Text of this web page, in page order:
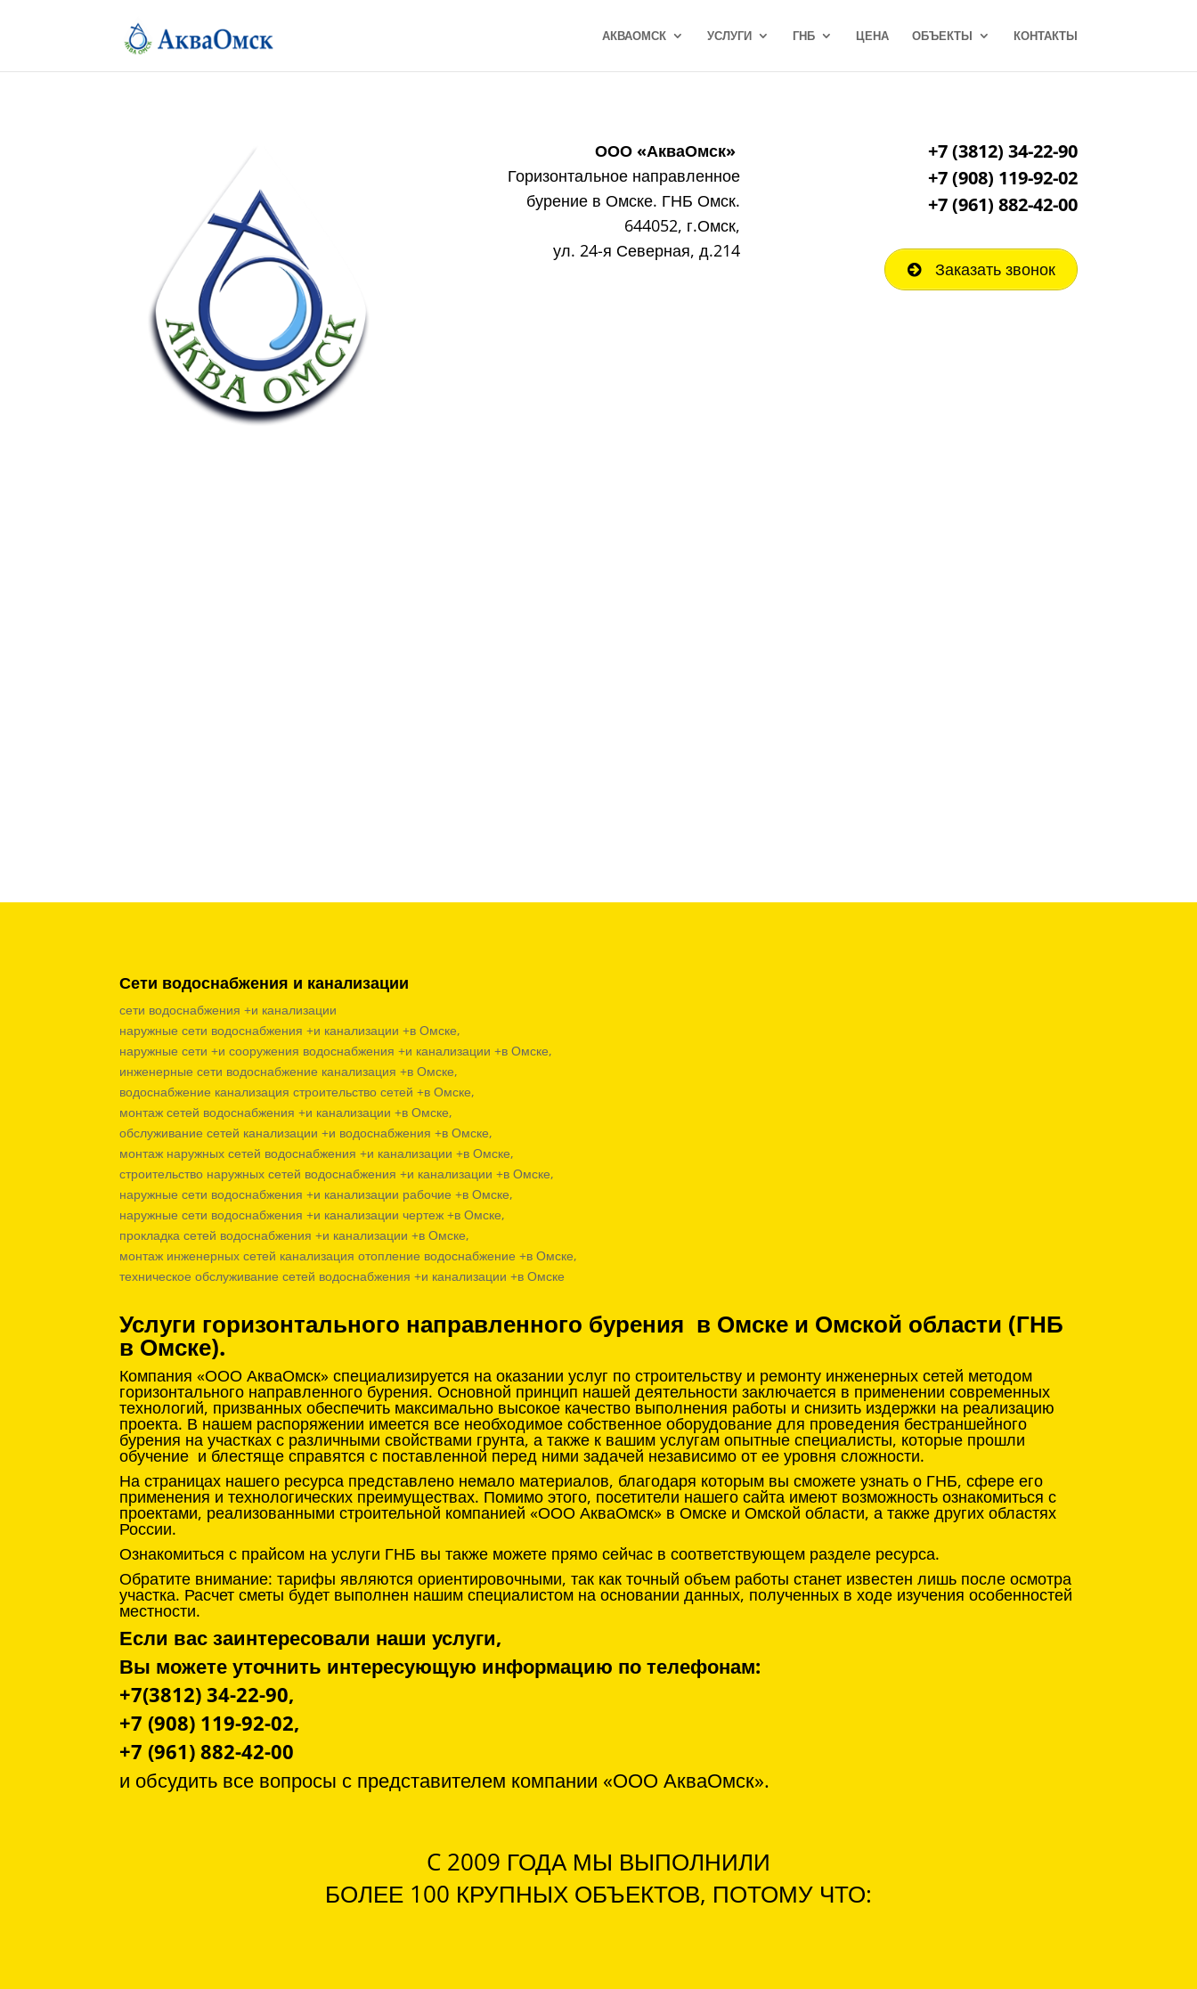
АКВАОМСК УСЛУГИ ГНБ ЦЕНА ОБЪЕКТЫ КОНТАКТЫ
ООО «АкваОмск»
Горизонтальное направленное
бурение в Омске. ГНБ Омск.
644052, г.Омск,
ул. 24-я Северная, д.214
+7 (3812) 34-22-90
+7 (908) 119-92-02
+7(961) 882-42-00
Заказать звонок
Сети водоснабжения и канализации
сети водоснабжения +и канализации
наружные сети водоснабжения +и канализации +в Омске,
наружные сети +и сооружения водоснабжения +и канализации +в Омске,
инженерные сети водоснабжение канализация +в Омске,
водоснабжение канализация строительство сетей +в Омске,
монтаж сетей водоснабжения +и канализации +в Омске,
обслуживание сетей канализации +и водоснабжения +в Омске,
монтаж наружных сетей водоснабжения +и канализации +в Омске,
строительство наружных сетей водоснабжения +и канализации +в Омске,
наружные сети водоснабжения +и канализации рабочие +в Омске,
наружные сети водоснабжения +и канализации чертеж +в Омске,
прокладка сетей водоснабжения +и канализации +в Омске,
монтаж инженерных сетей канализация отопление водоснабжение +в Омске,
техническое обслуживание сетей водоснабжения +и канализации +в Омске
Услуги горизонтального направленного бурения в Омске и Омской области (ГНБ
в Омске).
Компания «ООО АкваОмск» специализируется на оказании услуг по строительству и ремонту инженерных сетей методом
горизонтального направленного бурения. Основной принцип нашей деятельности заключается в применении современных
технологий, призванных обеспечить максимально высокое качество выполнения работы и снизить издержки на реализацию
проекта. В нашем распоряжении имеется все необходимое собственное оборудование для проведения бестраншейного
бурения на участках с различными свойствами грунта, а также к вашим услугам опытные специалисты, которые прошли
обучение и блестяще справятся с поставленной перед ними задачей независимо от ее уровня сложности.
На страницах нашего ресурса представлено немало материалов, благодаря которым вы сможете узнать о ГНБ, сфере его
применения и технологических преимуществах. Помимо этого, посетители нашего сайта имеют возможность ознакомиться с
проектами, реализованными строительной компанией «ООО АкваОмск» в Омске и Омской области, а также других областях
России.
Ознакомиться с прайсом на услуги ГНБ вы также можете прямо сейчас в соответствующем разделе ресурса.
Обратите внимание: тарифы являются ориентировочными, так как точный объем работы станет известен лишь после осмотра
участка. Расчет сметы будет выполнен нашим специалистом на основании данных, полученных в ходе изучения особенностей
местности.
Если вас заинтересовали наши услуги,
Вы можете уточнить интересующую информацию по телефонам:
+7(3812) 34-22-90,
+7 (908) 119-92-02,
+7 (961) 882-42-00
и обсудить все вопросы с представителем компании «ООО АкваОмск».
C 2009 ГОДА МЫ ВЫПОЛНИЛИ
БОЛЕЕ 100 КРУПНЫХ ОБЪЕКТОВ, ПОТОМУ ЧТО: